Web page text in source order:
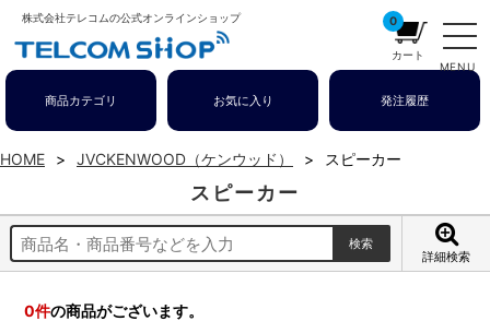
株式会社テレコムの公式オンラインショップ
MENU
0
カート
商品カテゴリ お気に入り 発注履歴
HOME JVCKENWOOD（ケンウッド） スピーカー
スピーカー
詳細検索
0件の商品がございます。